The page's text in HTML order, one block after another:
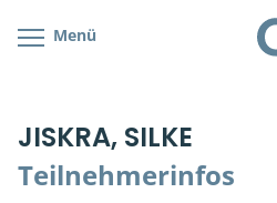
Menü
JISKRA, SILKE
Teilnehmerinfos
Cranial/Neurale Osteopathie
Parietale Osteopathie
Bonus-Programm
Veranstaltungsticket DB
Teilnehmerliste
Stellenbörse